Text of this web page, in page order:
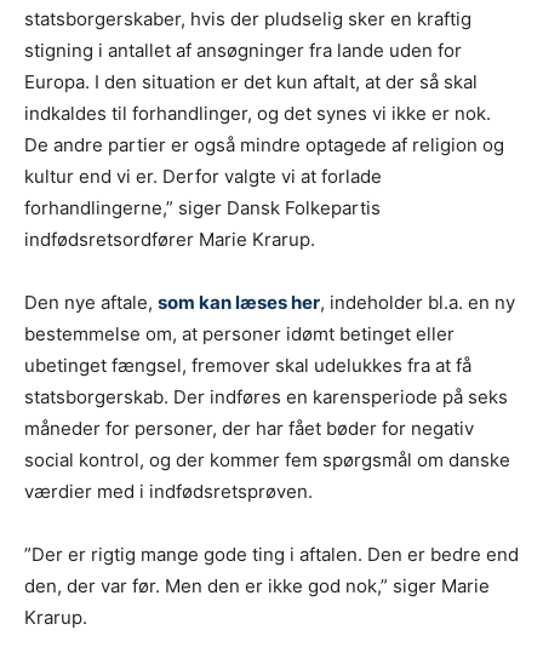
statsborgerskaber, hvis der pludselig sker en kraftig
stigning i antallet af ansøgninger fra lande uden for
Europa. I den situation er det kun aftalt, at der så skal
indkaldes til forhandlinger, og det synes vi ikke er nok.
De andre partier er også mindre optagede af religion og
kultur end vi er. Derfor valgte vi at forlade
forhandlingerne,” siger Dansk Folkepartis
indfødsretsordfører Marie Krarup.
Den nye aftale, som kan læses her, indeholder bl.a. en ny
bestemmelse om, at personer idømt betinget eller
ubetinget fængsel, fremover skal udelukkes fra at få
statsborgerskab. Der indføres en karensperiode på seks
måneder for personer, der har fået bøder for negativ
social kontrol, og der kommer fem spørgsmål om danske
værdier med i indfødsretsprøven.
”Der er rigtig mange gode ting i aftalen. Den er bedre end
den, der var før. Men den er ikke god nok,” siger Marie
Krarup.